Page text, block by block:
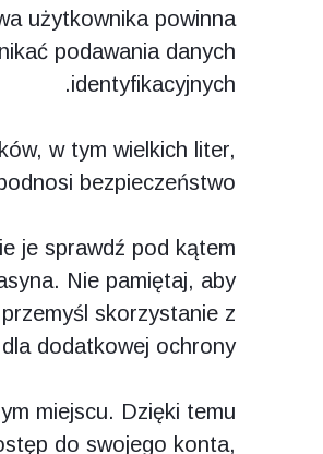
użytkownika powinna
podawania danych
identyfikacyjnych.
w tym wielkich liter,
bezpieczeństwo.
je sprawdź pod kątem
Nie pamiętaj, aby
skorzystanie z
dodatkowej ochrony.
miejscu. Dzięki temu
do swojego konta,